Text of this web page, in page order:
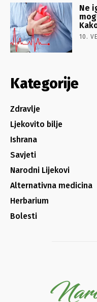
Ne
10.
Kategorije
Zdravlje
Ljekovito bilje
Ishrana
Savjeti
Narodni Lijekovi
Alternativna medicina
Herbarium
Bolesti